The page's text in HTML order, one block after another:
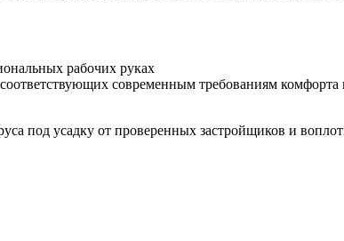
рабочих руках
современным требованиям комфорта
под усадку от проверенных застройщиков и